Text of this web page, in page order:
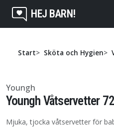
HEJ BARN!
Start Sköta och Hygien
Youngh
Youngh Våtservetter
Mjuka, tjocka våtservetter för